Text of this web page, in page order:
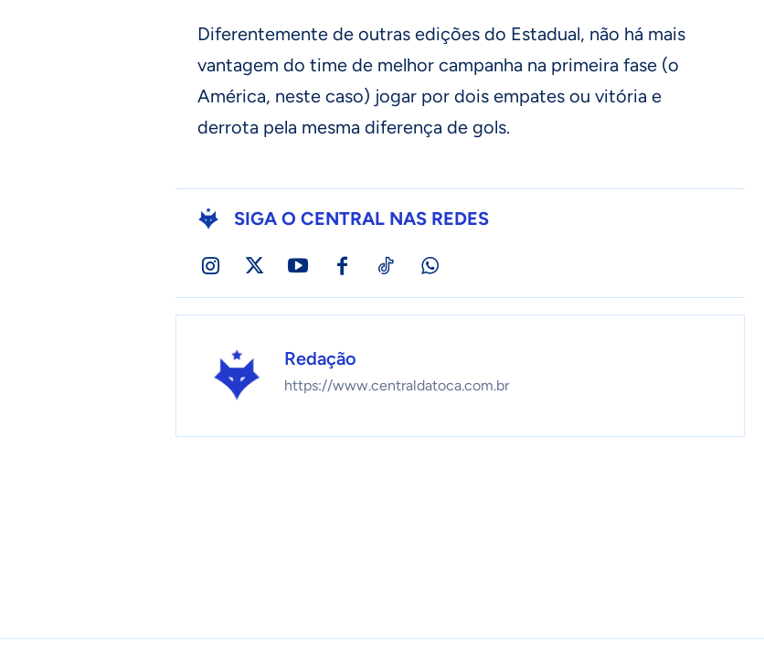
Diferentemente de outras edições do Estadual, não há mais
vantagem do time de melhor campanha na primeira fase (o
América, neste caso) jogar por dois empates ou vitória e
derrota pela mesma diferença de gols.
SIGA O CENTRAL NAS REDES
Redação
https://www.centraldatoca.com.br